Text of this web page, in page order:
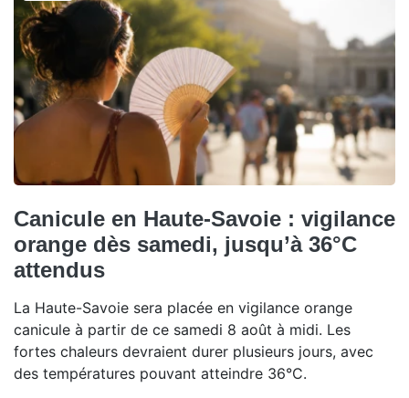
Canicule en Haute-Savoie : vigilance
orange dès samedi, jusqu’à 36°C
attendus
La Haute-Savoie sera placée en vigilance orange
canicule à partir de ce samedi 8 août à midi. Les
fortes chaleurs devraient durer plusieurs jours, avec
des températures pouvant atteindre 36°C.